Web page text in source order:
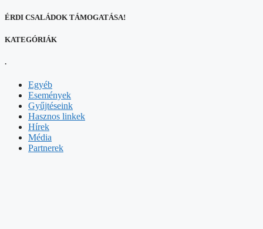
ÉRDI CSALÁDOK TÁMOGATÁSA!
KATEGÓRIÁK
.
Egyéb
Események
Gyűjtéseink
Hasznos linkek
Hírek
Média
Partnerek